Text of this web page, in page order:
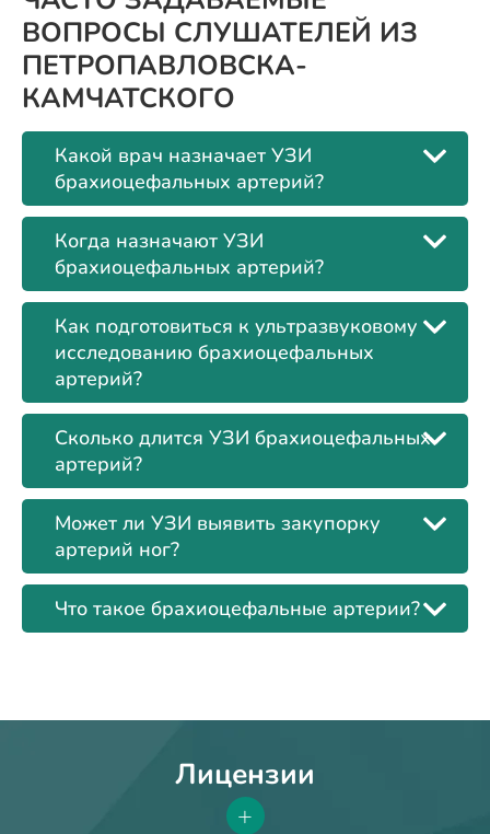
ВОПРОСЫ СЛУШАТЕЛЕЙ ИЗ
ПЕТРОПАВЛОВСКА-
КАМЧАТСКОГО
Какой врач назначает УЗИ
брахиоцефальных артерий?
Когда назначают УЗИ
брахиоцефальных артерий?
Как подготовиться к ультразвуковому
исследованию брахиоцефальных
артерий?
Сколько длится УЗИ брахиоцефальных
артерий?
Может ли УЗИ выявить закупорку
артерий ног?
Что такое брахиоцефальные артерии?
Лицензии
+